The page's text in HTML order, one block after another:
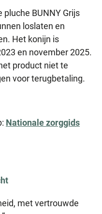
BUNNY Grijs
loslaten en
Het konijn is
en november 2025.
product niet te
voor terugbetaling.
Nationale zorggids
met vertrouwde